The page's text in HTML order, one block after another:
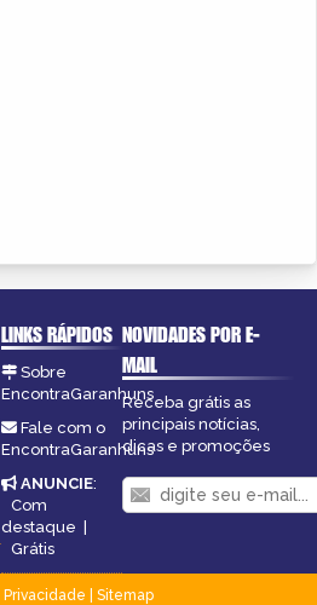
LINKS RÁPIDOS
Sobre
EncontraGaranhuns
Fale com o
EncontraGaranhuns
ANUNCIE:
Com
destaque |
Grátis
NOVIDADES POR E-
MAIL
Receba grátis as
principais notícias,
dicas e promoções
Privacidade
Sitemap